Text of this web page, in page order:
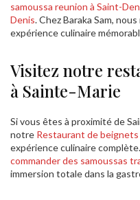
samoussa reunion à Saint-
Denis. Chez Baraka Sam,
expérience culinaire
Visitez notre
à Sainte-Marie
Si vous êtes à proximité de
notre Restaurant de
expérience culinaire
commander des samoussas
immersion totale dans la